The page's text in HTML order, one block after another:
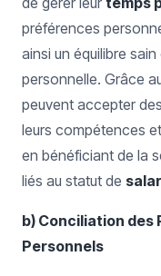
préférences
ainsi un équilibre
personnelle. Grâce
peuvent accepter
leurs compétences
en bénéficiant de la
liés au statut de
b) Conciliation
Personnels